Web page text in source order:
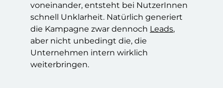
voneinander, entsteht bei NutzerInnen
schnell Unklarheit. Natürlich generiert
die Kampagne zwar dennoch Leads,
aber nicht unbedingt die, die
Unternehmen intern wirklich
weiterbringen.